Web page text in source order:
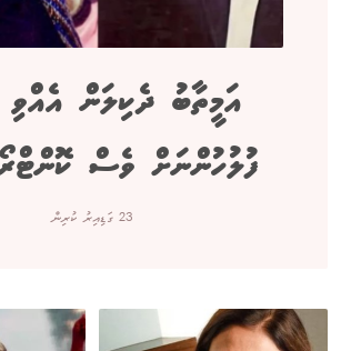
އަމީތާބު ދެކިލަން އެއްވި
ފުލުހުންނަށް ވެސް
23 ގަޑިއިރު ކުރިން